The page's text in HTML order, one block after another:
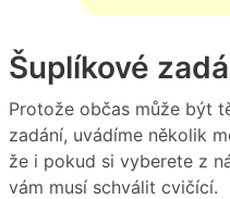
Šuplíkové
Protože občas může být
zadání, uvádíme několik
že i pokud si vyberete z
vám musí schválit cvičící.